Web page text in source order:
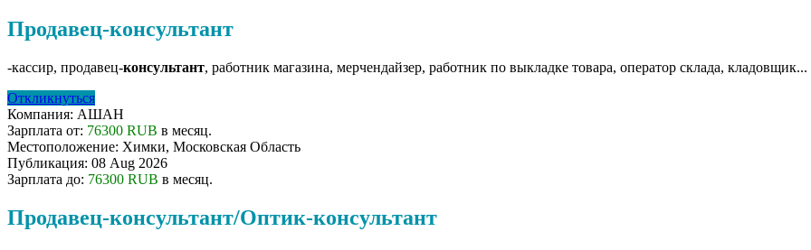
Продавец-консультант
-кассир, продавец-консультант, работник магазина, мерчендайзер, работник по выкладке товара, оператор склада, кладовщик...
Откликнуться
Компания: АШАН
Зарплата от: 76300 RUB в месяц.
Местоположение: Химки, Московская Область
Публикация: 08 Aug 2026
Зарплата до: 76300 RUB в месяц.
Продавец-консультант/Оптик-консультант